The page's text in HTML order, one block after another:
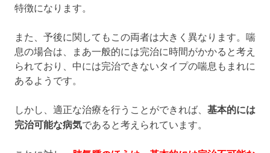
特徴になります。
また、予後に関してもこの両者は大きく異なります。喘
息の場合は、まあ一般的には完治に時間がかかると考え
られており、中には完治できないタイプの喘息もまれに
あるようです。
しかし、適正な治療を行うことができれば、 基本的には
完治可能な病気であると考えられています。